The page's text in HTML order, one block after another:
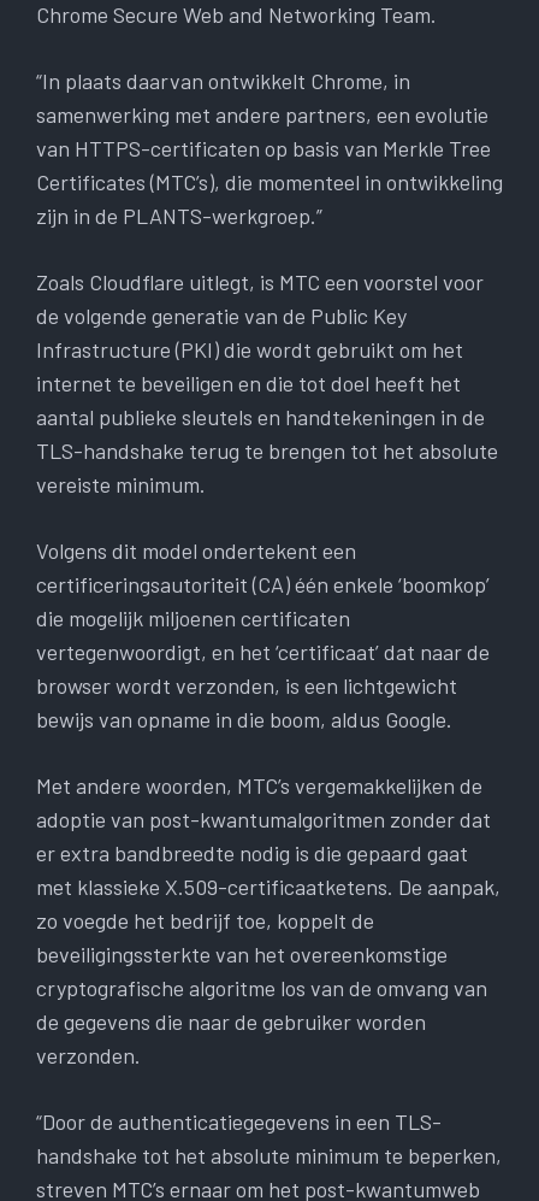
Chrome Secure Web and Networking Team.
“In plaats daarvan ontwikkelt Chrome, in
samenwerking met andere partners, een evolutie
van HTTPS-certificaten op basis van Merkle Tree
Certificates (MTC’s), die momenteel in ontwikkeling
zijn in de PLANTS-werkgroep.”
Zoals Cloudflare uitlegt, is MTC een voorstel voor
de volgende generatie van de Public Key
Infrastructure (PKI) die wordt gebruikt om het
internet te beveiligen en die tot doel heeft het
aantal publieke sleutels en handtekeningen in de
TLS-handshake terug te brengen tot het absolute
vereiste minimum.
Volgens dit model ondertekent een
certificeringsautoriteit (CA) één enkele ‘boomkop’
die mogelijk miljoenen certificaten
vertegenwoordigt, en het ‘certificaat’ dat naar de
browser wordt verzonden, is een lichtgewicht
bewijs van opname in die boom, aldus Google.
Met andere woorden, MTC’s vergemakkelijken de
adoptie van post-kwantumalgoritmen zonder dat
er extra bandbreedte nodig is die gepaard gaat
met klassieke X.509-certificaatketens. De aanpak,
zo voegde het bedrijf toe, koppelt de
beveiligingssterkte van het overeenkomstige
cryptografische algoritme los van de omvang van
de gegevens die naar de gebruiker worden
verzonden.
“Door de authenticatiegegevens in een TLS-
handshake tot het absolute minimum te beperken,
streven MTC’s ernaar om het post-kwantumweb